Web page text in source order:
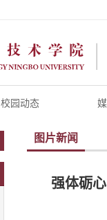
校园动态
图片新闻
强体砺